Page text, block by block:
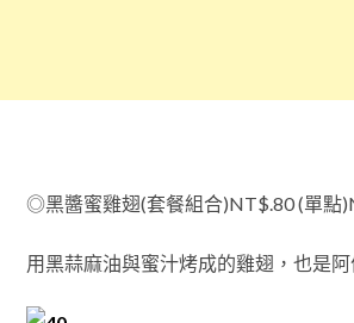
◎黑醬蜜雞翅(套餐組合)NT$.80 (單點
用黑蒜麻油與蜜汁烤成的雞翅，也是阿